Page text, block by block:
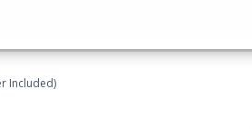
Included)